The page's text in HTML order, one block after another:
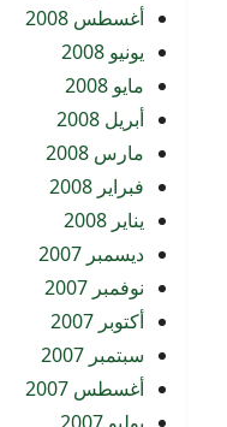
أغسطس 2008
يونيو 2008
مايو 2008
أبريل 2008
مارس 2008
فبراير 2008
يناير 2008
ديسمبر 2007
نوفمبر 2007
أكتوبر 2007
سبتمبر 2007
أغسطس 2007